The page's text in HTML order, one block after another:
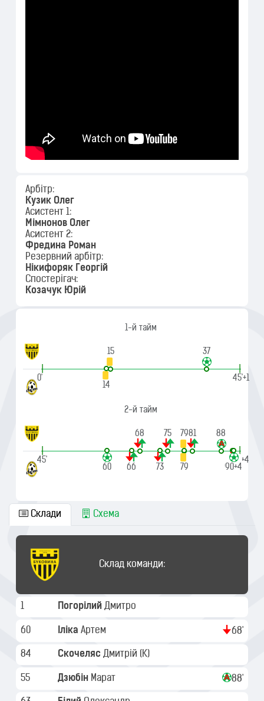
Арбітр:
Кузик Олег
Асистент 1:
Мімнонов Олег
Асистент 2:
Фредина Роман
Резервний арбітр:
Нікифоряк Георгій
Спостерігач:
Козачук Юрій
1-й тайм
15 37
|
0'
14
|
45'+1
2-й тайм
68 75 7981 88
|
45'
60
66 73 79 90+1
90+4
|
90'+4
Склади Схема
Склад команди:
1 Погорілий Дмитро
60 Іліка Артем 68'
84 Скочеляс Дмитрій (K)
55 Дзюбін Марат 88'